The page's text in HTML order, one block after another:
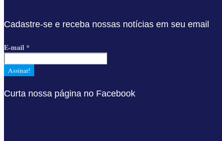
Cadastre-se e receba nossas notícias em seu email
E-mail *
Curta nossa página no Facebook